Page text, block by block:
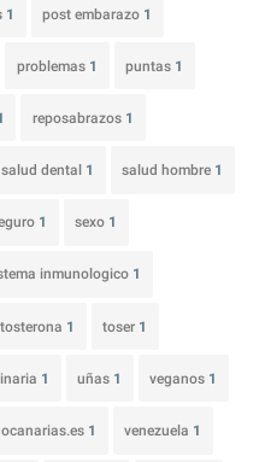
1 post embarazo 1
problemas 1 puntas 1
reposabrazos 1
salud dental 1 salud hombre 1
1 sexo 1
inmunologico 1
1 toser 1
1 uñas 1 veganos 1
1 venezuela 1